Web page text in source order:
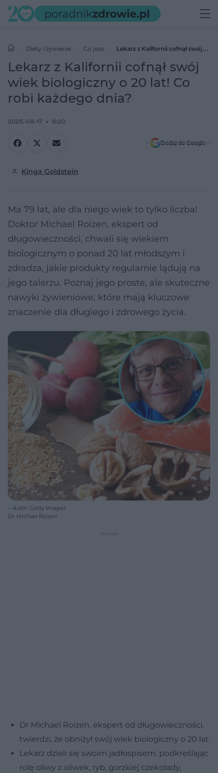
Diety i żywienie Co jesz
Lekarz z Kalifornii cofnął swój
wiek biologiczny o 20 lat! Co robi każdego dnia?
Lekarz z Kalifornii cofnął swój
wiek biologiczny o 20 lat! Co
robi każdego dnia?
2025-08-17 9:20
Dodaj do Google
Kinga Goldstein
Ma 79 lat, ale dla niego wiek to tylko liczba!
Doktor Michael Roizen, ekspert od
długowieczności, chwali się wiekiem
biologicznym o ponad 20 lat młodszym i
zdradza, jakie produkty regularnie lądują na
jego talerzu. Poznaj jego proste, ale skuteczne
nawyki żywieniowe, które mają kluczowe
znaczenie dla długiego i zdrowego życia.
Autor: Getty Images
Dr. Michael Roizen
Dr Michael Roizen, ekspert od długowieczności,
twierdzi, że obniżył swój wiek biologiczny o 20 lat.
Lekarz dzieli się swoim jadłospisem, podkreślając
rolę oliwy z oliwek, ryb, gorzkiej czekolady,